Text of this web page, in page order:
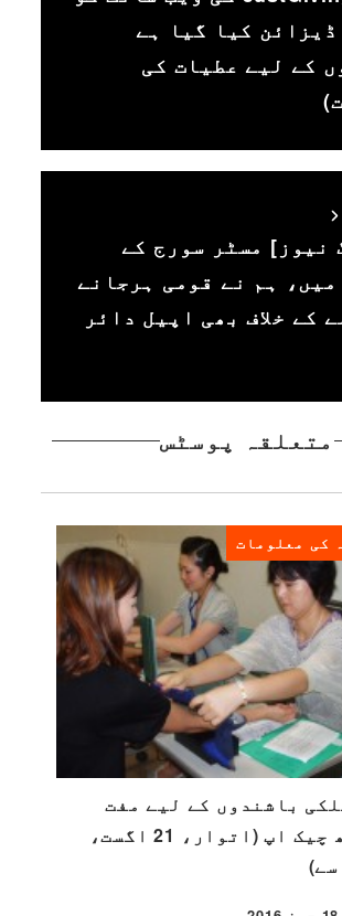
کیا گیا ہے
کے لیے عطیات کی
نیوز] مسٹر سورج کے
میں، ہم نے قومی ہرجانے
کے خلاف بھی اپیل دائر
متعلقہ پوسٹس
کی معلومات
باشندوں کے لیے مفت
ہیلتھ چیک اپ (اتوار، 21 اگست،